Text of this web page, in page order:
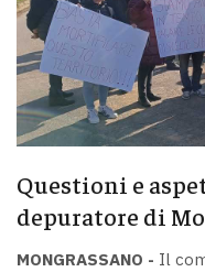
Questioni e
depuratore di
MONGRASSANO - Il